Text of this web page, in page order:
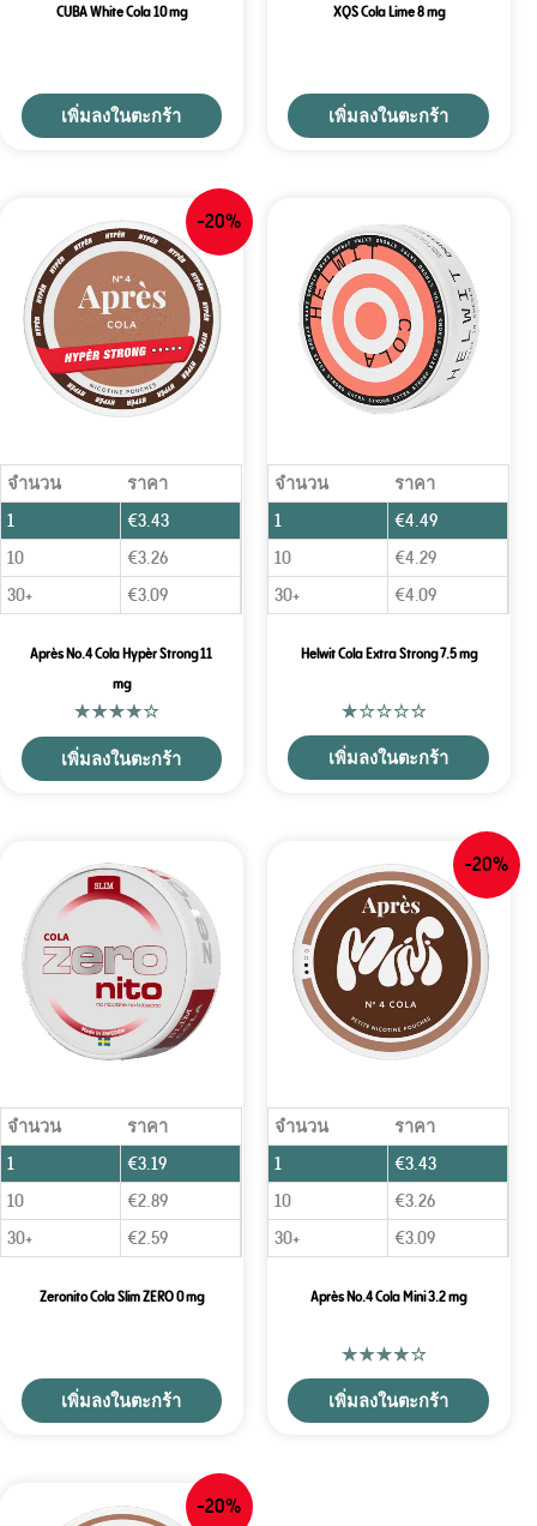
CUBA White Cola 10 mg
เพิ่มลงในตะกร้า
XQS Cola Lime 8 mg
เพิ่มลงในตะกร้า
-20%
จำนวน
ราคา
1
€3.43
10
€3.26
30+
€3.09
Après No.4 Cola Hypèr Strong 11
mg
เพิ่มลงในตะกร้า
จำนวน
ราคา
1
€4.49
10
€4.29
30+
€4.09
Helwit Cola Extra Strong 7.5 mg
เพิ่มลงในตะกร้า
จำนวน
ราคา
1
€3.19
10
€2.89
30+
€2.59
Zeronito Cola Slim ZERO 0 mg
เพิ่มลงในตะกร้า
-20%
จำนวน
ราคา
1
€3.43
10
€3.26
30+
€3.09
Après No.4 Cola Mini 3.2 mg
เพิ่มลงในตะกร้า
-20%